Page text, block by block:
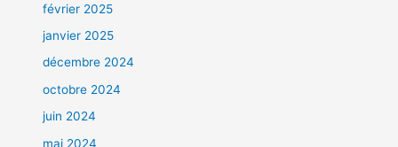
février 2025
janvier 2025
décembre 2024
octobre 2024
juin 2024
mai 2024